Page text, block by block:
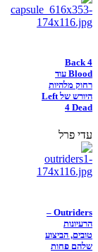
Back 4
Blood עוד
רחוק מלהיות
היורש של Left
4 Dead
עדי פרל
Outriders –
הרעיונות
טובים, הביצוע
שלהם פחות